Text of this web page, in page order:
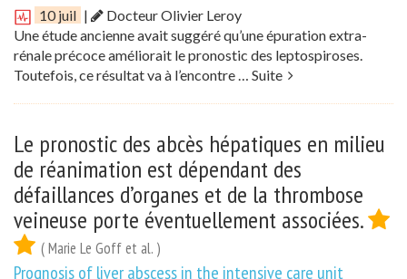
10 juil |
Docteur Olivier Leroy
Une étude ancienne avait suggéré qu’une épuration extra-
rénale précoce améliorait le pronostic des leptospiroses.
Toutefois, ce résultat va à l’encontre … Suite
Le pronostic des abcès hépatiques en milieu
de réanimation est dépendant des
défaillances d’organes et de la thrombose
veineuse porte éventuellement associées.
( Marie Le Goff et al. )
Prognosis of liver abscess in the intensive care unit